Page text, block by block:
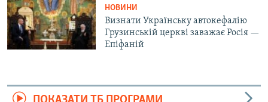
НОВИНИ
Визнати Українську автокефалію
Грузинській церкві заважає Росія —
Епіфаній